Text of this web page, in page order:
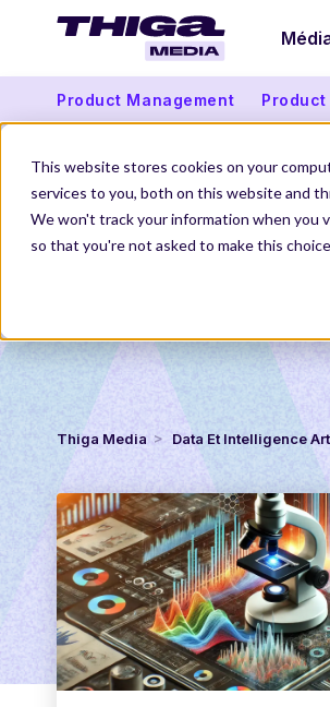
This website stores cookies on your
services to you, both on this website and
We won't track your information when you
so that you're not asked to make this
Product Management Product
Thiga Media Data Et Intelligence